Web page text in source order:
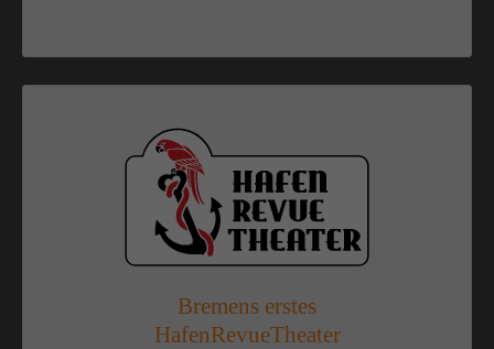
Bremens erstes
HafenRevueTheater